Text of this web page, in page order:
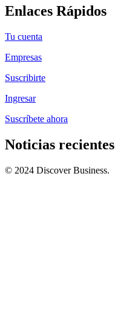
Enlaces Rápidos
Tu cuenta
Empresas
Suscribirte
Ingresar
Suscríbete ahora
Noticias recientes
© 2024 Discover Business.